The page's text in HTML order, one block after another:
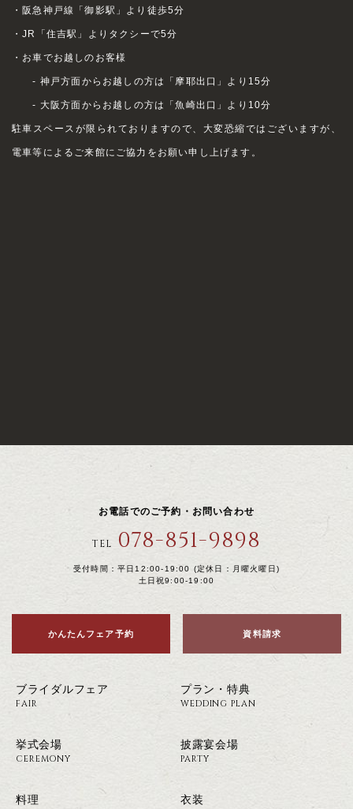
・阪急神戸線「御影駅」より徒歩5分
・JR「住吉駅」よりタクシーで5分
・お車でお越しのお客様
- 神戸方面からお越しの方は「摩耶出口」より15分
- 大阪方面からお越しの方は「魚崎出口」より10分
駐車スペースが限られておりますので、大変恐縮ではございますが、
電車等によるご来館にご協力をお願い申し上げます。
お電話でのご予約・お問い合わせ
TEL 078-851-9898
受付時間：平日12:00-19:00 (定休日：月曜火曜日)
土日祝9:00-19:00
かんたんフェア予約 資料請求
ブライダルフェア
FAIR
プラン・特典
WEDDING PLAN
挙式会場
CEREMONY
披露宴会場
PARTY
料理 衣装